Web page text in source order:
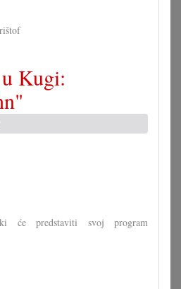
Kugi:
će predstaviti svoj program